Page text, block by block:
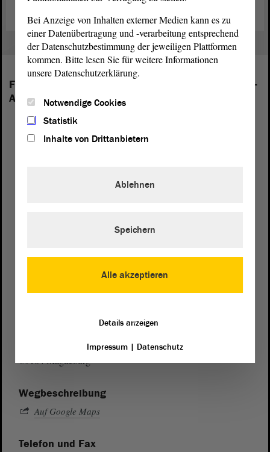
Folgende Fraktionen sind im Landtag von Sachsen-
Anhalt vertreten:
39104 Magdeburg
Wegbeschreibung
Auf Google Maps
Telefon und Fax
Bei Anzeige von Inhalten externer Medien kann es zu
einer Datenübertragung und -verarbeitung entsprechend
der Datenschutzbestimmung der jeweiligen Plattformen
kommen. Bitte lesen Sie für weitere Informationen
unsere Datenschutzerklärung.
Notwendige Cookies
Statistik
Inhalte von Drittanbietern
Alle akzeptieren
Ablehnen
Speichern
Details anzeigen
Impressum| Datenschutz